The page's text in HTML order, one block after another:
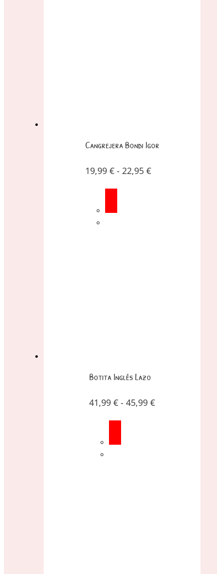
Cangrejera Bondi Igor
19,99 € - 22,95 €
Botita Inglés Lazo
41,99 € - 45,99 €